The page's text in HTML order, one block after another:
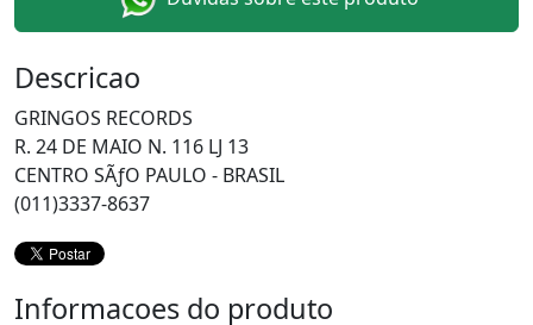
Descricao
GRINGOS RECORDS
R. 24 DE MAIO N. 116 LJ 13
CENTRO SÃƒO PAULO - BRASIL
(011)3337-8637
Informacoes do produto